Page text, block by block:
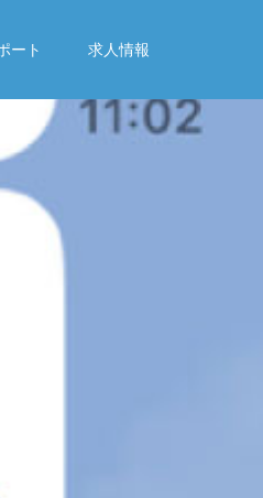
ート 求人情報